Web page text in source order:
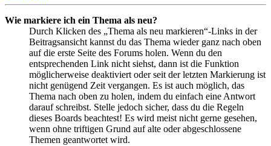
Wie markiere ich ein Thema als neu?
Durch Klicken des „Thema als neu markieren“-Links in der
Beitragsansicht kannst du das Thema wieder ganz nach oben
auf die erste Seite des Forums holen. Wenn du den
entsprechenden Link nicht siehst, dann ist die Funktion
möglicherweise deaktiviert oder seit der letzten Markierung ist
nicht genügend Zeit vergangen. Es ist auch möglich, das
Thema nach oben zu holen, indem du einfach eine Antwort
darauf schreibst. Stelle jedoch sicher, dass du die Regeln
dieses Boards beachtest! Es wird meist nicht gerne gesehen,
wenn ohne triftigen Grund auf alte oder abgeschlossene
Themen geantwortet wird.